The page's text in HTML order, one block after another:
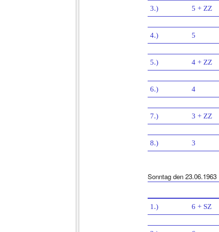
3.) 5 + ZZ
4.) 5
5.) 4 + ZZ
6.) 4
7.) 3 + ZZ
8.) 3
Sonntag den 23.06.1963
1.) 6 + SZ